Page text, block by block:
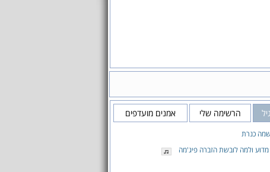
הרשימה שלי אמנים מועדפים
כנרת
מדוע ולמה לובשת הזברה פיג'מה